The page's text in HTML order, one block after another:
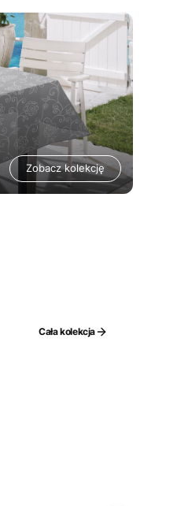
Zobacz kolekcję
Cała kolekcja